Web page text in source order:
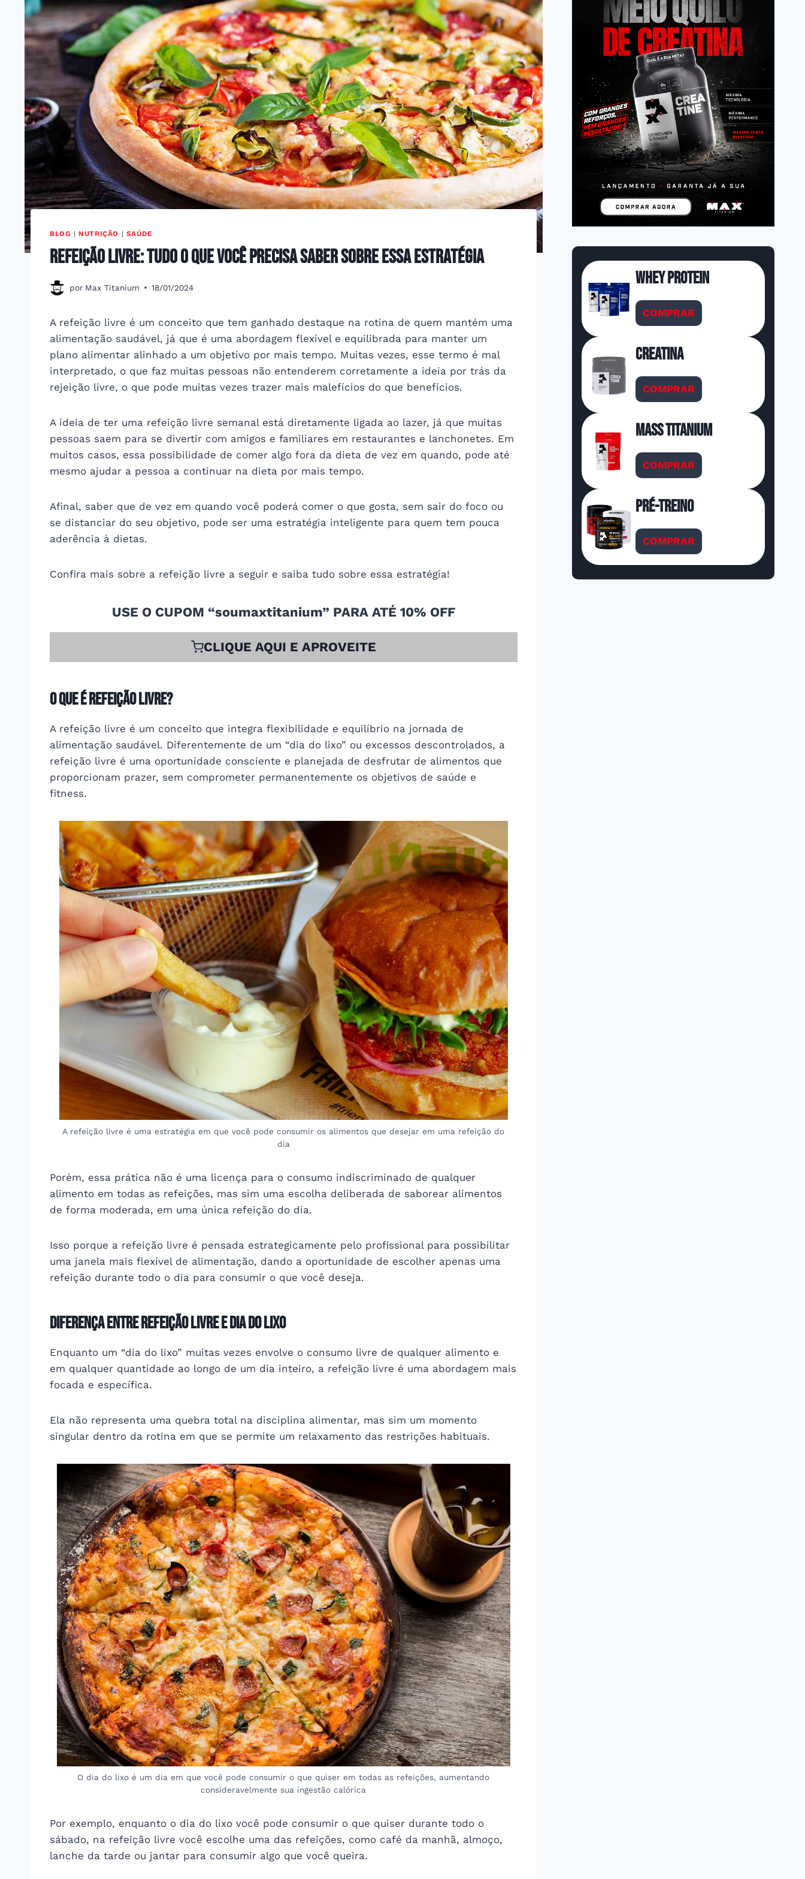
BLOG |NUTRIÇÃO | SAÚDE
Refeição livre: tudo o que você precisa saber sobre essa estratégia
por Max Titanium 18/01/2024
A refeição livre é um conceito que tem ganhado destaque na rotina de quem mantém uma
alimentação saudável, já que é uma abordagem flexível e equilibrada para manter um
plano alimentar alinhado a um objetivo por mais tempo. Muitas vezes, esse termo é mal
interpretado, o que faz muitas pessoas não entenderem corretamente a ideia por trás da
rejeição livre, o que pode muitas vezes trazer mais malefícios do que benefícios.
A ideia de ter uma refeição livre semanal está diretamente ligada ao lazer, já que muitas
pessoas saem para se divertir com amigos e familiares em restaurantes e lanchonetes. Em
muitos casos, essa possibilidade de comer algo fora da dieta de vez em quando, pode até
mesmo ajudar a pessoa a continuar na dieta por mais tempo.
Afinal, saber que de vez em quando você poderá comer o que gosta, sem sair do foco ou
se distanciar do seu objetivo, pode ser uma estratégia inteligente para quem tem pouca
aderência à dietas.
Confira mais sobre a refeição livre a seguir e saiba tudo sobre essa estratégia!
USE O CUPOM “soumaxtitanium” PARA ATÉ 10% OFF
CLIQUE AQUI E APROVEITE
O que é refeição livre?
A refeição livre é um conceito que integra flexibilidade e equilíbrio na jornada de
alimentação saudável. Diferentemente de um “dia do lixo” ou excessos descontrolados, a
refeição livre é uma oportunidade consciente e planejada de desfrutar de alimentos que
proporcionam prazer, sem comprometer permanentemente os objetivos de saúde e
fitness.
A refeição livre é uma estratégia em que você pode consumir os alimentos que desejar em uma refeição do
dia
Porém, essa prática não é uma licença para o consumo indiscriminado de qualquer
alimento em todas as refeições, mas sim uma escolha deliberada de saborear alimentos
de forma moderada, em uma única refeição do dia.
Isso porque a refeição livre é pensada estrategicamente pelo profissional para possibilitar
uma janela mais flexível de alimentação, dando a oportunidade de escolher apenas uma
refeição durante todo o dia para consumir o que você deseja.
Diferença entre refeição livre e Dia do Lixo
Enquanto um “dia do lixo” muitas vezes envolve o consumo livre de qualquer alimento e
em qualquer quantidade ao longo de um dia inteiro, a refeição livre é uma abordagem mais
focada e específica.
Ela não representa uma quebra total na disciplina alimentar, mas sim um momento
singular dentro da rotina em que se permite um relaxamento das restrições habituais.
O dia do lixo é um dia em que você pode consumir o que quiser em todas as refeições, aumentando
consideravelmente sua ingestão calórica
Por exemplo, enquanto o dia do lixo você pode consumir o que quiser durante todo o
sábado, na refeição livre você escolhe uma das refeições, como café da manhã, almoço,
lanche da tarde ou jantar para consumir algo que você queira.
Whey Protein
COMPRAR
Creatina
COMPRAR
Mass Titanium
COMPRAR
Pré-Treino
COMPRAR